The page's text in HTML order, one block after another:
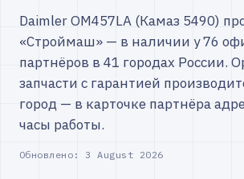
Daimler OM457LA (Камаз 5490)
«Строймаш» — в наличии у 76
партнёров в 41 городах России.
запчасти с гарантией
город — в карточке партнёра
часы работы.
Обновлено:3 August 2026